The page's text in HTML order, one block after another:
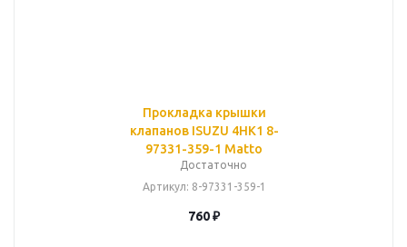
Прокладка крышки
клапанов ISUZU 4HK1 8-
97331-359-1 Matto
Достаточно
Артикул: 8-97331-359-1
760₽